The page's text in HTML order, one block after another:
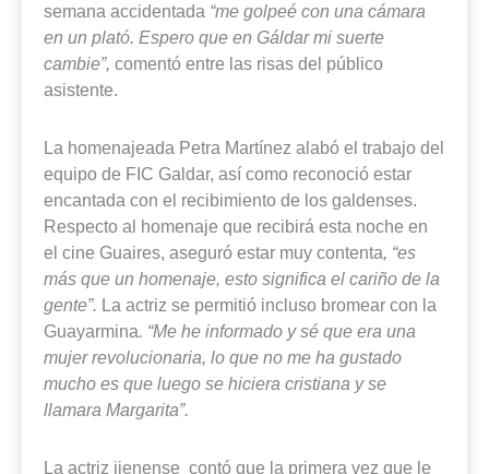
semana accidentada “me golpeé con una cámara
en un plató. Espero que en Gáldar mi suerte
cambie”, comentó entre las risas del público
asistente.
La homenajeada Petra Martínez alabó el trabajo del
equipo de FIC Galdar, así como reconoció estar
encantada con el recibimiento de los galdenses.
Respecto al homenaje que recibirá esta noche en
el cine Guaires, aseguró estar muy contenta, “es
más que un homenaje, esto significa el cariño de la
gente”. La actriz se permitió incluso bromear con la
Guayarmina. “Me he informado y sé que era una
mujer revolucionaria, lo que no me ha gustado
mucho es que luego se hiciera cristiana y se
llamara Margarita”.
La actriz jienense contó que la primera vez que le